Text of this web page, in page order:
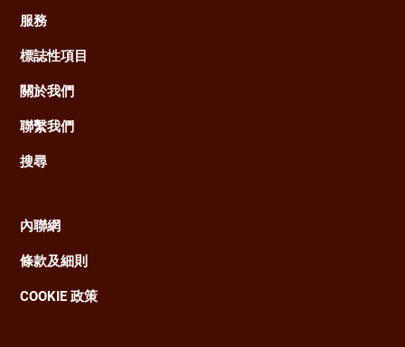
Main
navigation
服務
標誌性項目
關於我們
聯繫我們
搜尋
Footer
內聯網
條款及細則
COOKIE 政策